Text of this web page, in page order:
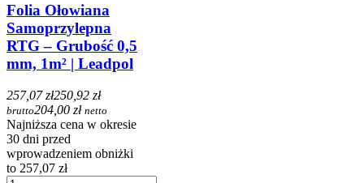
Folia Ołowiana
Samoprzylepna
RTG – Grubość 0,5
mm, 1m² | Leadpol
257,07 zł250,92 zł
brutto204,00 zł netto
Najniższa cena w okresie
30 dni przed
wprowadzeniem obniżki
to 257,07 zł